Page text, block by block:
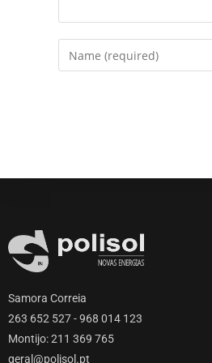
Samora Correia
263 652 527 - 968 014 123
Montijo: 211 369 765
geral@polisol.pt